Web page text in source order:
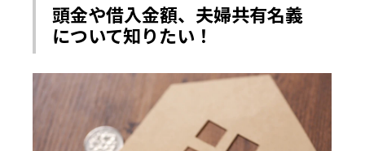
頭金や借入金額、夫婦共有名義
について知りたい！